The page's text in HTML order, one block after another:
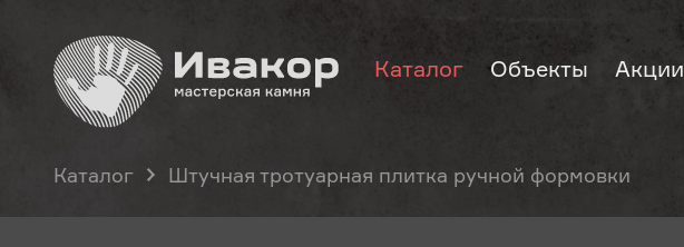
Каталог Объекты Акции
Каталог Штучная тротуарная плитка ручной формовки